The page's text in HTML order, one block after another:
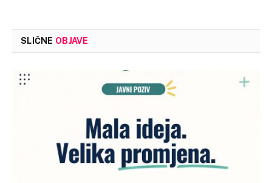
SLIČNE OBJAVE